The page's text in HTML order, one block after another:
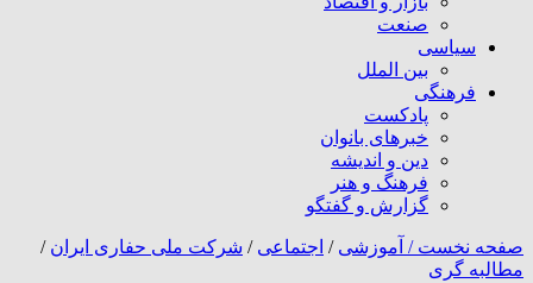
صنعت
سیاسی
بین الملل
فرهنگی
پادکست
خبرهای بانوان
دین و اندیشه
فرهنگ و هنر
گزارش و گفتگو
صفحه نخست / آموزشی / اجتماعی / شرکت ملی حفاری ایران /
مطالبه گری